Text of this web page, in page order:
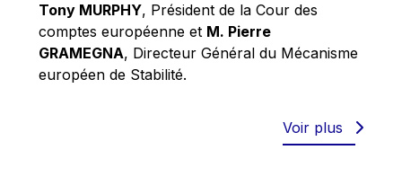
Richard Pelly
Robert Goebbels
Robert REYNDERS
Tony MURPHY, Président de la Cour des
comptes européenne et M. Pierre
GRAMEGNA, Directeur Général du Mécanisme
européen de Stabilité.
Voir plus